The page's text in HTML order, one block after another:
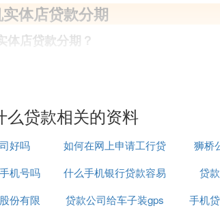
体店贷款分期
体店贷款分期？
需要满足的条件：申请人年龄在18周
本息的能力。具备这些基本条件后，
款产品进行分期付款。不过，需要注
。至于用户分期付款成功，每月都需
决定要在实体店分期付款购买手机前
公司的电话地址以及住宅地址，要详
或者丈夫的姓名和地址，以及联系电
理的银行卡，会有专门的人办理。5.
么贷款相关的资料
好吗
如何在网上申请工行贷
款
狮桥
机号吗
什么手机银行贷款容易
通过
贷
份有限
贷款公司给车子装gps
手机